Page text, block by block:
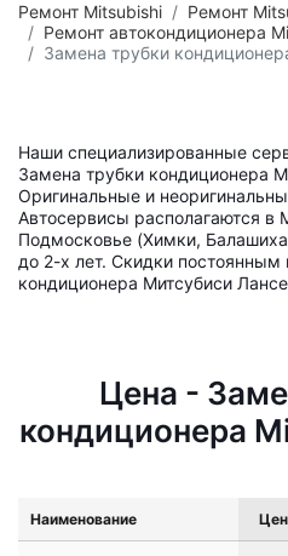
Ремонт Mitsubishi
Ремонт
Ремонт автокондиционера
Замена трубки
Наши специализированные
Замена трубки кондиционера
Оригинальные и
Автосервисы располагаются
Подмосковье (Химки,
до 2-х лет. Скидки
кондиционера Митсубиси
Цена -
кондиционера
Наименование